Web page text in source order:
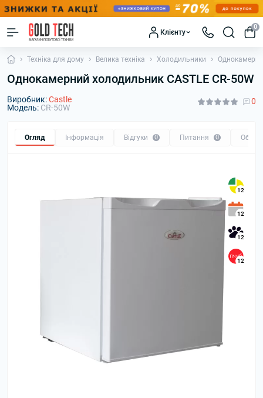
Клієнту
0
Техніка для дому Велика техніка Холодильники
Однокамерний холодильник CASTLE CR-50W
Виробник:Castle
Модель: CR-50W
0
Огляд Інформація Відгуки 0 Питання 0 Обмін
12
12
12
12